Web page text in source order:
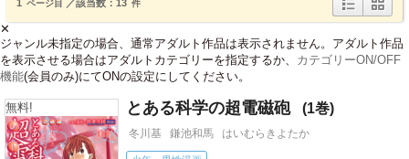
1 ページ目 ／該当数：13 件
詳
表
示
簡
表
示
✕
ジャンル未指定の場合、通常アダルト作品は表示されません。アダルト作品
を表示させる場合はアダルトカテゴリーを指定するか、
カテゴリーON/OFF
機能(会員のみ)にてONの設定にしてください。
無料! とある科学の超電磁砲 1
冬川基 鎌池和馬 はいむらきよたか